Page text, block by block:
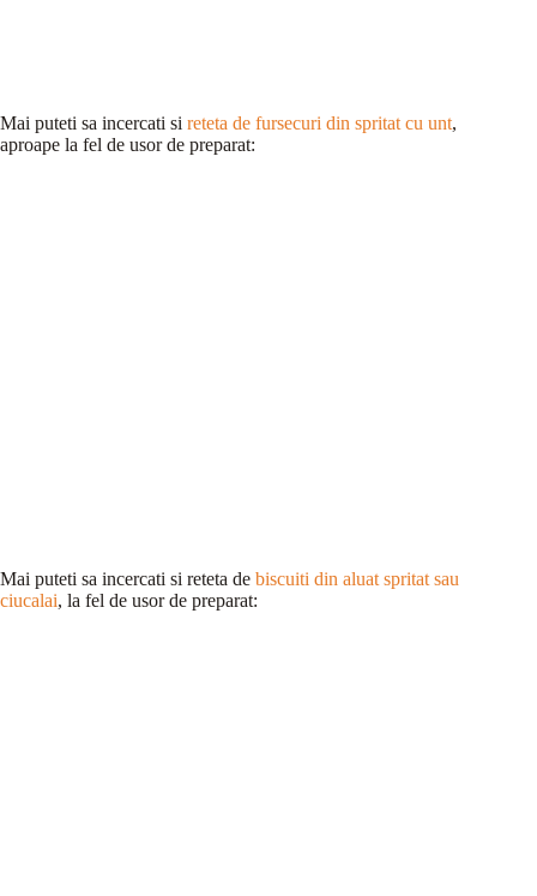
Mai puteti sa incercati si reteta de fursecuri din spritat cu unt,
aproape la fel de usor de preparat:
Mai puteti sa incercati si reteta de biscuiti din aluat spritat sau
ciucalai, la fel de usor de preparat: